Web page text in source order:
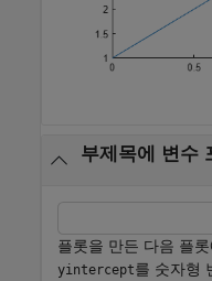
부제목에 변수
플롯을 만든 다음 플
yintercept를 숫자형